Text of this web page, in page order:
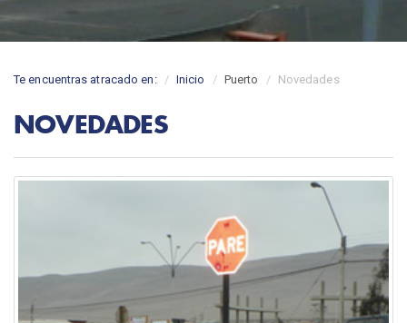
Te encuentras atracado en: Inicio Puerto Novedades
NOVEDADES